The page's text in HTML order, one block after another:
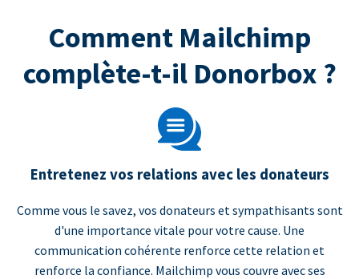
Comment Mailchimp
complète-t-il Donorbox ?
Entretenez vos relations avec les donateurs
Comme vous le savez, vos donateurs et sympathisants sont
d'une importance vitale pour votre cause. Une
communication cohérente renforce cette relation et
renforce la confiance. Mailchimp vous couvre avec ses